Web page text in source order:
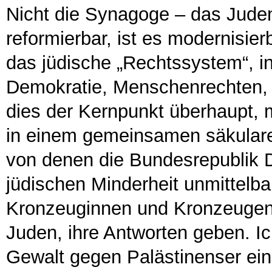
Nicht die Synagoge – das
reformierbar, ist es
das jüdische „Rechtssystem“,
Demokratie,
dies der Kernpunkt überhaupt,
in einem gemeinsamen
von denen die Bundesrepublik
jüdischen Minderheit
Kronzeuginnen und
Juden, ihre Antworten geben.
Gewalt gegen Palästinenser